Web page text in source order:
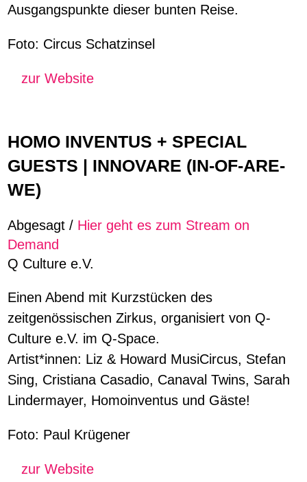
Ausgangspunkte dieser bunten Reise.
Foto: Circus Schatzinsel
zur Website
HOMO INVENTUS + SPECIAL
GUESTS | INNOVARE (IN-OF-ARE-
WE)
Abgesagt / Hier geht es zum Stream on
Demand
Q Culture e.V.
Einen Abend mit Kurzstücken des
zeitgenössischen Zirkus, organisiert von Q-
Culture e.V. im Q-Space.
Artist*innen: Liz & Howard MusiCircus, Stefan
Sing, Cristiana Casadio, Canaval Twins, Sarah
Lindermayer, Homoinventus und Gäste!
Foto: Paul Krügener
zur Website